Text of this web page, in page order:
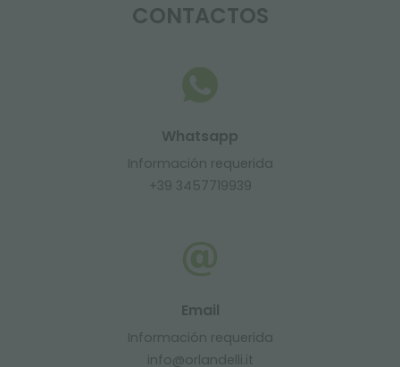
CONTACTOS
Whatsapp
Información requerida
+39 3457719939
Email
Información requerida
info@orlandelli.it